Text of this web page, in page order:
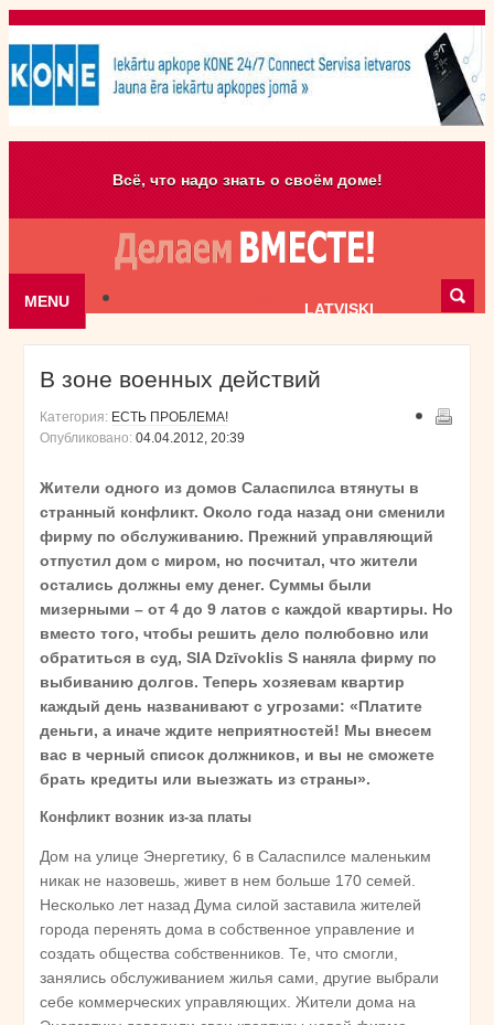
Всё, что надо знать о своём доме!
MENU LATVISKI
Skip to content
В зоне военных действий
Категория: ЕСТЬ ПРОБЛЕМА!
Опубликовано: 04.04.2012, 20:39
Жители одного из домов Саласпилса втянуты в
странный конфликт. Около года назад они сменили
фирму по обслуживанию. Прежний управляющий
отпустил дом с миром, но посчитал, что жители
остались должны ему денег. Суммы были
мизерными – от 4 до 9 латов с каждой квартиры. Но
вместо того, чтобы решить дело полюбовно или
обратиться в суд, SIA Dzīvoklis S наняла фирму по
выбиванию долгов. Теперь хозяевам квартир
каждый день названивают с угрозами: «Платите
деньги, а иначе ждите неприятностей! Мы внесем
вас в черный список должников, и вы не сможете
брать кредиты или выезжать из страны».
Конфликт возник из-за платы
Дом на улице Энергетику, 6 в Саласпилсе маленьким
никак не назовешь, живет в нем больше 170 семей.
Несколько лет назад Дума силой заставила жителей
города перенять дома в собственное управление и
создать общества собственников. Те, что смогли,
занялись обслуживанием жилья сами, другие выбрали
себе коммерческих управляющих. Жители дома на